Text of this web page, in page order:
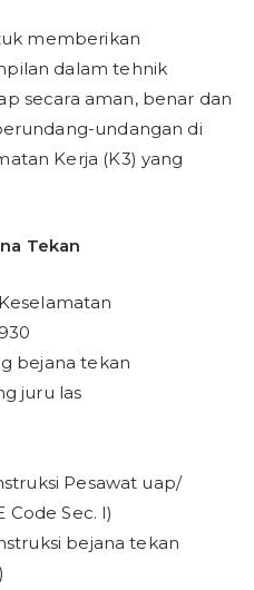
memberikan
dalam tehnik
secara aman, benar dan
undangan di
Kerja (K3) yang
Tekan
bejana tekan
juru las
Pesawat uap/
Code Sec. I)
bejana tekan